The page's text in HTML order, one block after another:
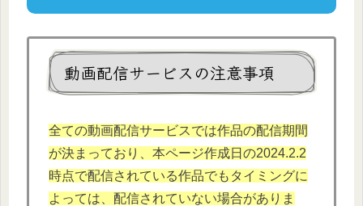
動画配信サービスの注意事項
全ての動画配信サービスでは作品の配信期間
が決まっており、本ページ作成日の2024.2.2
時点で配信されている作品でもタイミングに
よっては、配信されていない場合がありま